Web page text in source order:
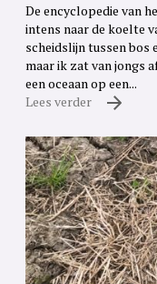
De encyclopedie van
intens naar de koelte
scheidslijn tussen bos
maar ik zat van jongs
een oceaan op een...
Lees verder